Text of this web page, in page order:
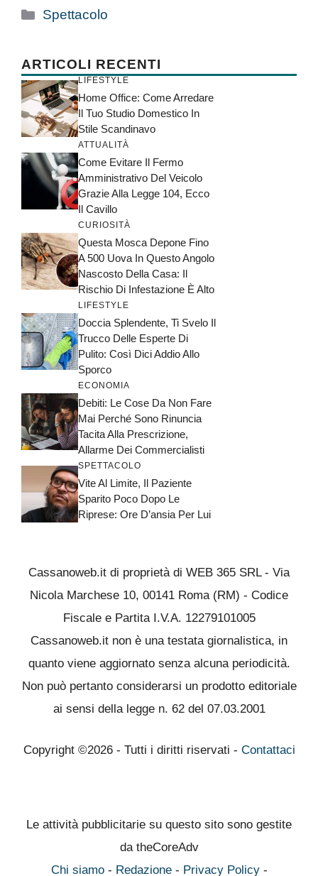
Categorie
Spettacolo
ARTICOLI RECENTI
LIFESTYLE
Home Office: Come Arredare
Il Tuo Studio Domestico In
Stile Scandinavo
ATTUALITÀ
Come Evitare Il Fermo
Amministrativo Del Veicolo
Grazie Alla Legge 104, Ecco
Il Cavillo
CURIOSITÀ
Questa Mosca Depone Fino
A 500 Uova In Questo Angolo
Nascosto Della Casa: Il
Rischio Di Infestazione È Alto
LIFESTYLE
Doccia Splendente, Ti Svelo Il
Trucco Delle Esperte Di
Pulito: Così Dici Addio Allo
Sporco
ECONOMIA
Debiti: Le Cose Da Non Fare
Mai Perché Sono Rinuncia
Tacita Alla Prescrizione,
Allarme Dei Commercialisti
SPETTACOLO
Vite Al Limite, Il Paziente
Sparito Poco Dopo Le
Riprese: Ore D’ansia Per Lui
Cassanoweb.it di proprietà di WEB 365 SRL - Via
Nicola Marchese 10, 00141 Roma (RM) - Codice
Fiscale e Partita I.V.A. 12279101005
Cassanoweb.it non è una testata giornalistica, in
quanto viene aggiornato senza alcuna periodicità.
Non può pertanto considerarsi un prodotto editoriale
ai sensi della legge n. 62 del 07.03.2001
Copyright ©2026 - Tutti i diritti riservati - Contattaci
Le attività pubblicitarie su questo sito sono gestite
da theCoreAdv
Chi siamo- Redazione- Privacy Policy-